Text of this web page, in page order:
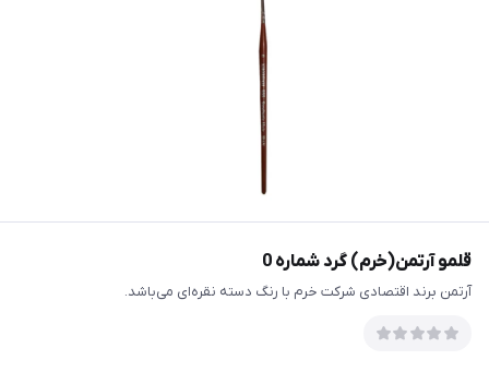
قلمو آرتمن(خرم) گرد شماره 0
آرتمن برند اقتصادی شرکت خرم با رنگ دسته نقره‌ای می‌باشد.